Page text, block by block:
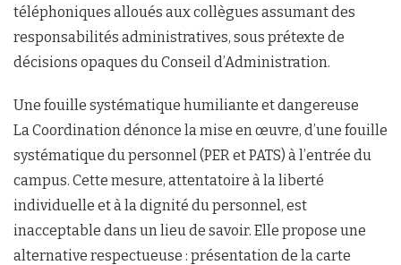
téléphoniques alloués aux collègues assumant des
responsabilités administratives, sous prétexte de
décisions opaques du Conseil d’Administration.
Une fouille systématique humiliante et dangereuse
La Coordination dénonce la mise en œuvre, d’une fouille
systématique du personnel (PER et PATS) à l’entrée du
campus. Cette mesure, attentatoire à la liberté
individuelle et à la dignité du personnel, est
inacceptable dans un lieu de savoir. Elle propose une
alternative respectueuse : présentation de la carte